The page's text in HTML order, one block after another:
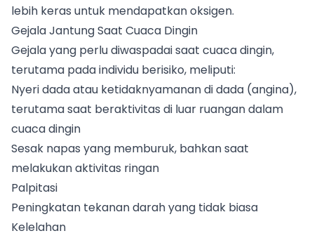
lebih keras untuk mendapatkan oksigen.
Gejala Jantung Saat Cuaca Dingin
Gejala yang perlu diwaspadai saat cuaca dingin,
terutama pada individu berisiko, meliputi:
Nyeri dada atau ketidaknyamanan di dada (angina),
terutama saat beraktivitas di luar ruangan dalam
cuaca dingin
Sesak napas yang memburuk, bahkan saat
melakukan aktivitas ringan
Palpitasi
Peningkatan tekanan darah yang tidak biasa
Kelelahan